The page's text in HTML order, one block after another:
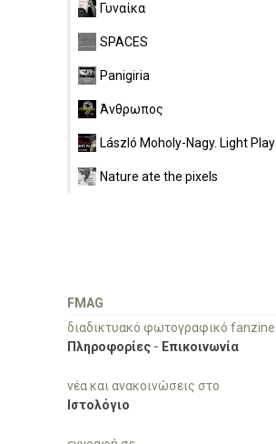
Γυναίκα
SPACES
Panigiria
Άνθρωπος
László Moholy-Nagy. Light Play
Nature ate the pixels
FMAG
διαδικτυακό φωτογραφικό fanzine
Πληροφορίες - Επικοινωνία
νέα και ανακοινώσεις στο
Ιστολόγιο